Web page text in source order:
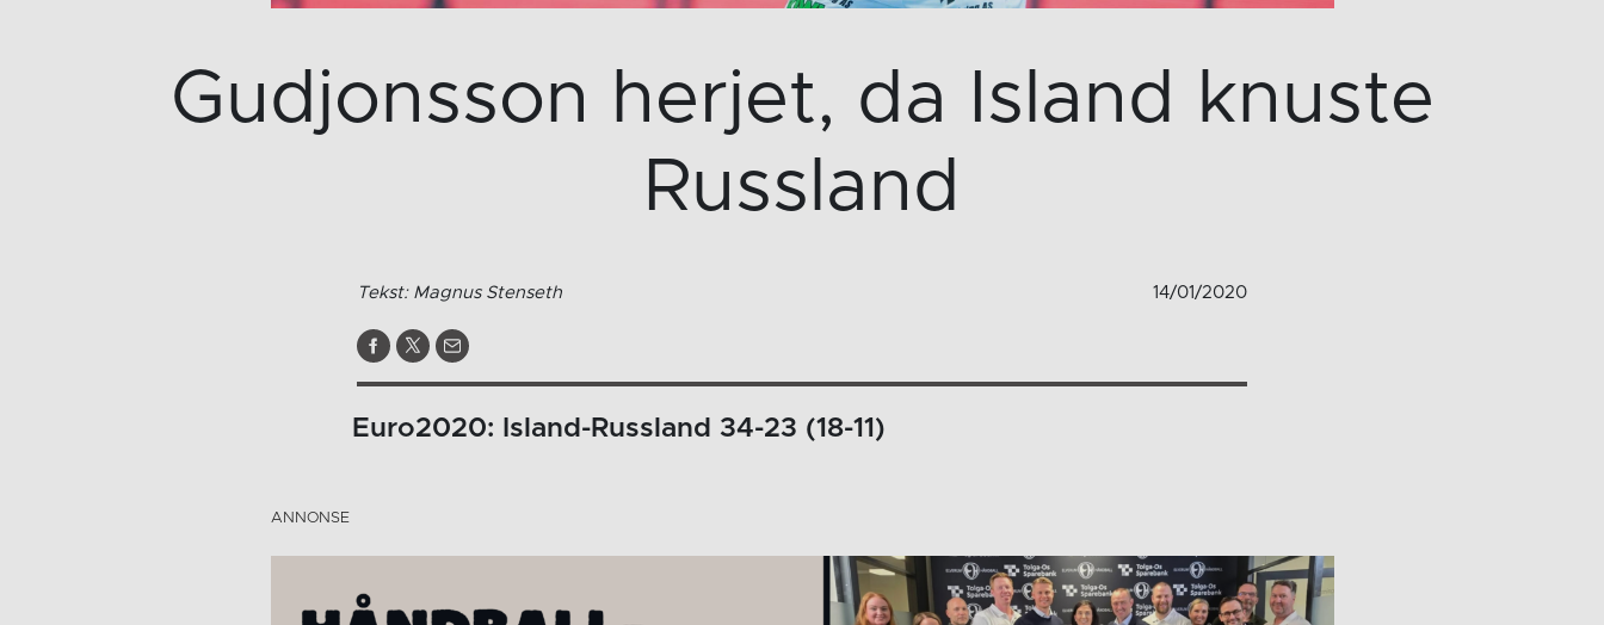
Gudjonsson herjet, da Island knuste
Russland
Tekst: Magnus Stenseth 14/01/2020
Euro2020: Island-Russland 34-23 (18-11)